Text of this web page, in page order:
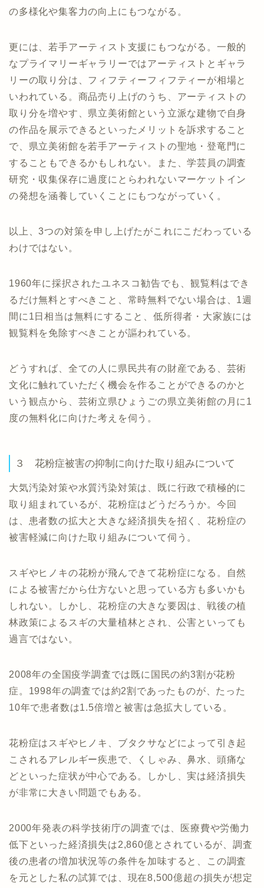
の多様化や集客力の向上にもつながる。
更には、若手アーティスト支援にもつながる。一般的
なプライマリーギャラリーではアーティストとギャラ
リーの取り分は、フィフティーフィフティーが相場と
いわれている。商品売り上げのうち、アーティストの
取り分を増やす、県立美術館という立派な建物で自身
の作品を展示できるといったメリットを訴求すること
で、県立美術館を若手アーティストの聖地・登竜門に
することもできるかもしれない。また、学芸員の調査
研究・収集保存に過度にとらわれないマーケットイン
の発想を涵養していくことにもつながっていく。
以上、3つの対策を申し上げたがこれにこだわっている
わけではない。
1960年に採択されたユネスコ勧告でも、観覧料はでき
るだけ無料とすべきこと、常時無料でない場合は、1週
間に1日相当は無料にすること、低所得者・大家族には
観覧料を免除すべきことが謳われている。
どうすれば、全ての人に県民共有の財産である、芸術
文化に触れていただく機会を作ることができるのかと
いう観点から、芸術立県ひょうごの県立美術館の月に1
度の無料化に向けた考えを伺う。
３ 花粉症被害の抑制に向けた取り組みについて
大気汚染対策や水質汚染対策は、既に行政で積極的に
取り組まれているが、花粉症はどうだろうか。今回
は、患者数の拡大と大きな経済損失を招く、花粉症の
被害軽減に向けた取り組みについて伺う。
スギやヒノキの花粉が飛んできて花粉症になる。自然
による被害だから仕方ないと思っている方も多いかも
しれない。しかし、花粉症の大きな要因は、戦後の植
林政策によるスギの大量植林とされ、公害といっても
過言ではない。
2008年の全国疫学調査では既に国民の約3割が花粉
症。1998年の調査では約2割であったものが、たった
10年で患者数は1.5倍増と被害は急拡大している。
花粉症はスギやヒノキ、ブタクサなどによって引き起
こされるアレルギー疾患で、くしゃみ、鼻水、頭痛な
どといった症状が中心である。しかし、実は経済損失
が非常に大きい問題でもある。
2000年発表の科学技術庁の調査では、医療費や労働力
低下といった経済損失は2,860億とされているが、調査
後の患者の増加状況等の条件を加味すると、この調査
を元とした私の試算では、現在8,500億超の損失が想定